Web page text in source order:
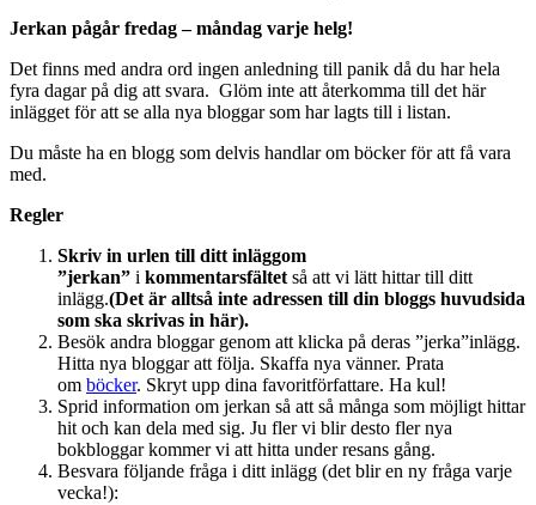
Jerkan pågår fredag – måndag varje helg!
Det finns med andra ord ingen anledning till panik då du har hela
fyra dagar på dig att svara. Glöm inte att återkomma till det här
inlägget för att se alla nya bloggar som har lagts till i listan.
Du måste ha en blogg som delvis handlar om böcker för att få vara
med.
Regler
Skriv in urlen till ditt inläggom
”jerkan” i kommentarsfältet så att vi lätt hittar till ditt
inlägg.(Det är alltså inte adressen till din bloggs huvudsida
som ska skrivas in här).
Besök andra bloggar genom att klicka på deras ”jerka”inlägg.
Hitta nya bloggar att följa. Skaffa nya vänner. Prata
om böcker. Skryt upp dina favoritförfattare. Ha kul!
Sprid information om jerkan så att så många som möjligt hittar
hit och kan dela med sig. Ju fler vi blir desto fler nya
bokbloggar kommer vi att hitta under resans gång.
Besvara följande fråga i ditt inlägg (det blir en ny fråga varje
vecka!):